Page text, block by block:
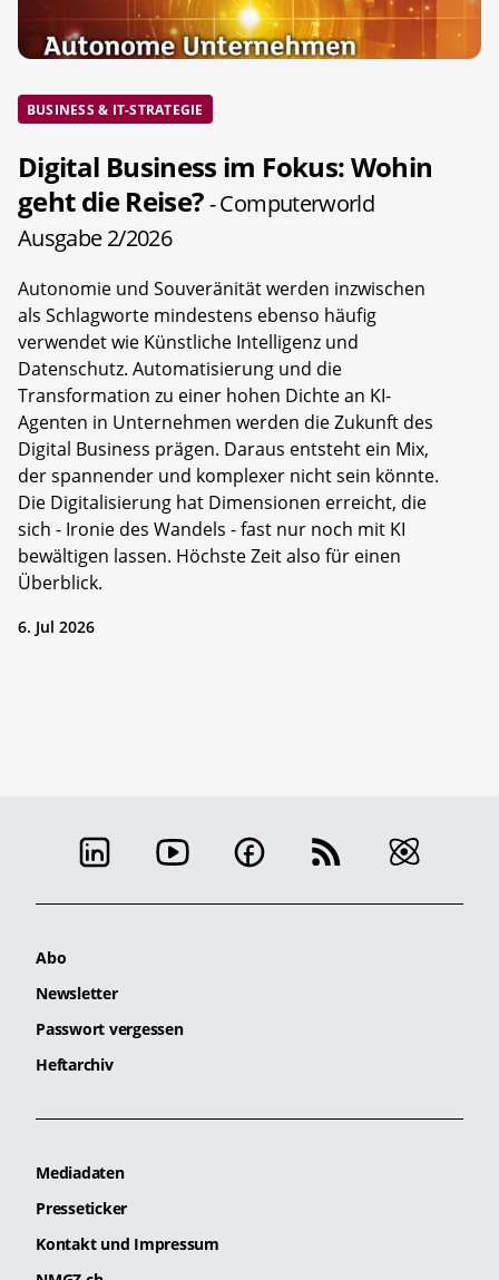
BUSINESS & IT-STRATEGIE
Digital Business im Fokus: Wohin
geht die Reise?- Computerworld
Ausgabe 2/2026
Autonomie und Souveränität werden inzwischen
als Schlagworte mindestens ebenso häufig
verwendet wie Künstliche Intelligenz und
Datenschutz. Automatisierung und die
Transformation zu einer hohen Dichte an KI-
Agenten in Unternehmen werden die Zukunft des
Digital Business prägen. Daraus entsteht ein Mix,
der spannender und komplexer nicht sein könnte.
Die Digitalisierung hat Dimensionen erreicht, die
sich - Ironie des Wandels - fast nur noch mit KI
bewältigen lassen. Höchste Zeit also für einen
Überblick.
6. Jul 2026
Abo
Newsletter
Passwort vergessen
Heftarchiv
Mediadaten
Presseticker
Kontakt und Impressum